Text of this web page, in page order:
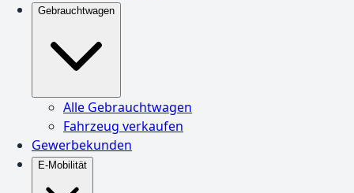
Gebrauchtwagen
Alle Gebrauchtwagen
Fahrzeug verkaufen
Gewerbekunden
E-Mobilität